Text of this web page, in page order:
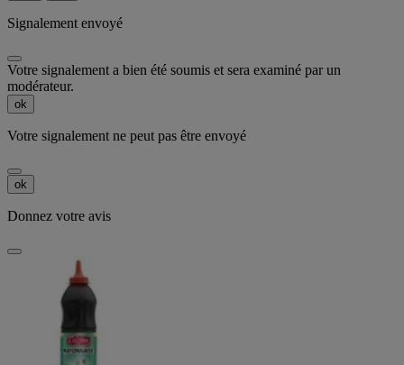
Signalement envoyé
Votre signalement a bien été soumis et sera examiné par un
modérateur.
ok
Votre signalement ne peut pas être envoyé
ok
Donnez votre avis